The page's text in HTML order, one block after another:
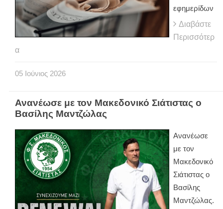
εφημερίδων
Διαβάστε
Περισσότερ
α
05 Ιούνιος 2026
Ανανέωσε με τον Μακεδονικό Σιάτιστας ο
Βασίλης Μαντζώλας
Ανανέωσε
με τον
Μακεδονικό
Σιάτιστας ο
Βασίλης
Μαντζώλας.